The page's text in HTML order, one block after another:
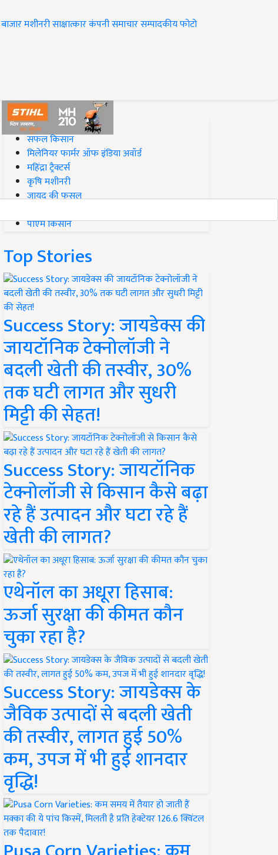
बाजारमशीनरीसाक्षात्कारकंपनी समाचारसम्पादकीयफोटो
#Top on Krishi Jagran
सफल किसान
मिलेनियर फार्मर ऑफ इंडिया अवॉर्ड
महिंद्रा ट्रैक्टर्स
कृषि मशीनरी
जायद की फसल
पीएम किसान
Top Stories
Success Story: जायडेक्स की
जायटॉनिक टेक्नोलॉजी ने
बदली खेती की तस्वीर, 30%
तक घटी लागत और सुधरी
मिट्टी की सेहत!
Success Story: जायटॉनिक
टेक्नोलॉजी से किसान कैसे बढ़ा
रहे हैं उत्पादन और घटा रहे हैं
खेती की लागत?
एथेनॉल का अधूरा हिसाब:
ऊर्जा सुरक्षा की कीमत कौन
चुका रहा है?
Success Story: जायडेक्स के
जैविक उत्पादों से बदली खेती
की तस्वीर, लागत हुई 50%
कम, उपज में भी हुई शानदार
वृद्धि!